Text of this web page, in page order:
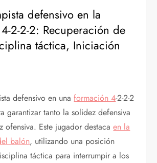
defensivo en la
2-2-2: Recuperación de
táctica, Iniciación
defensivo en unaformación 4-2-2-2
garantizar tanto la solidez defensiva
ofensiva. Este jugador destacaen la
balón, utilizando una posición
táctica para interrumpir a los